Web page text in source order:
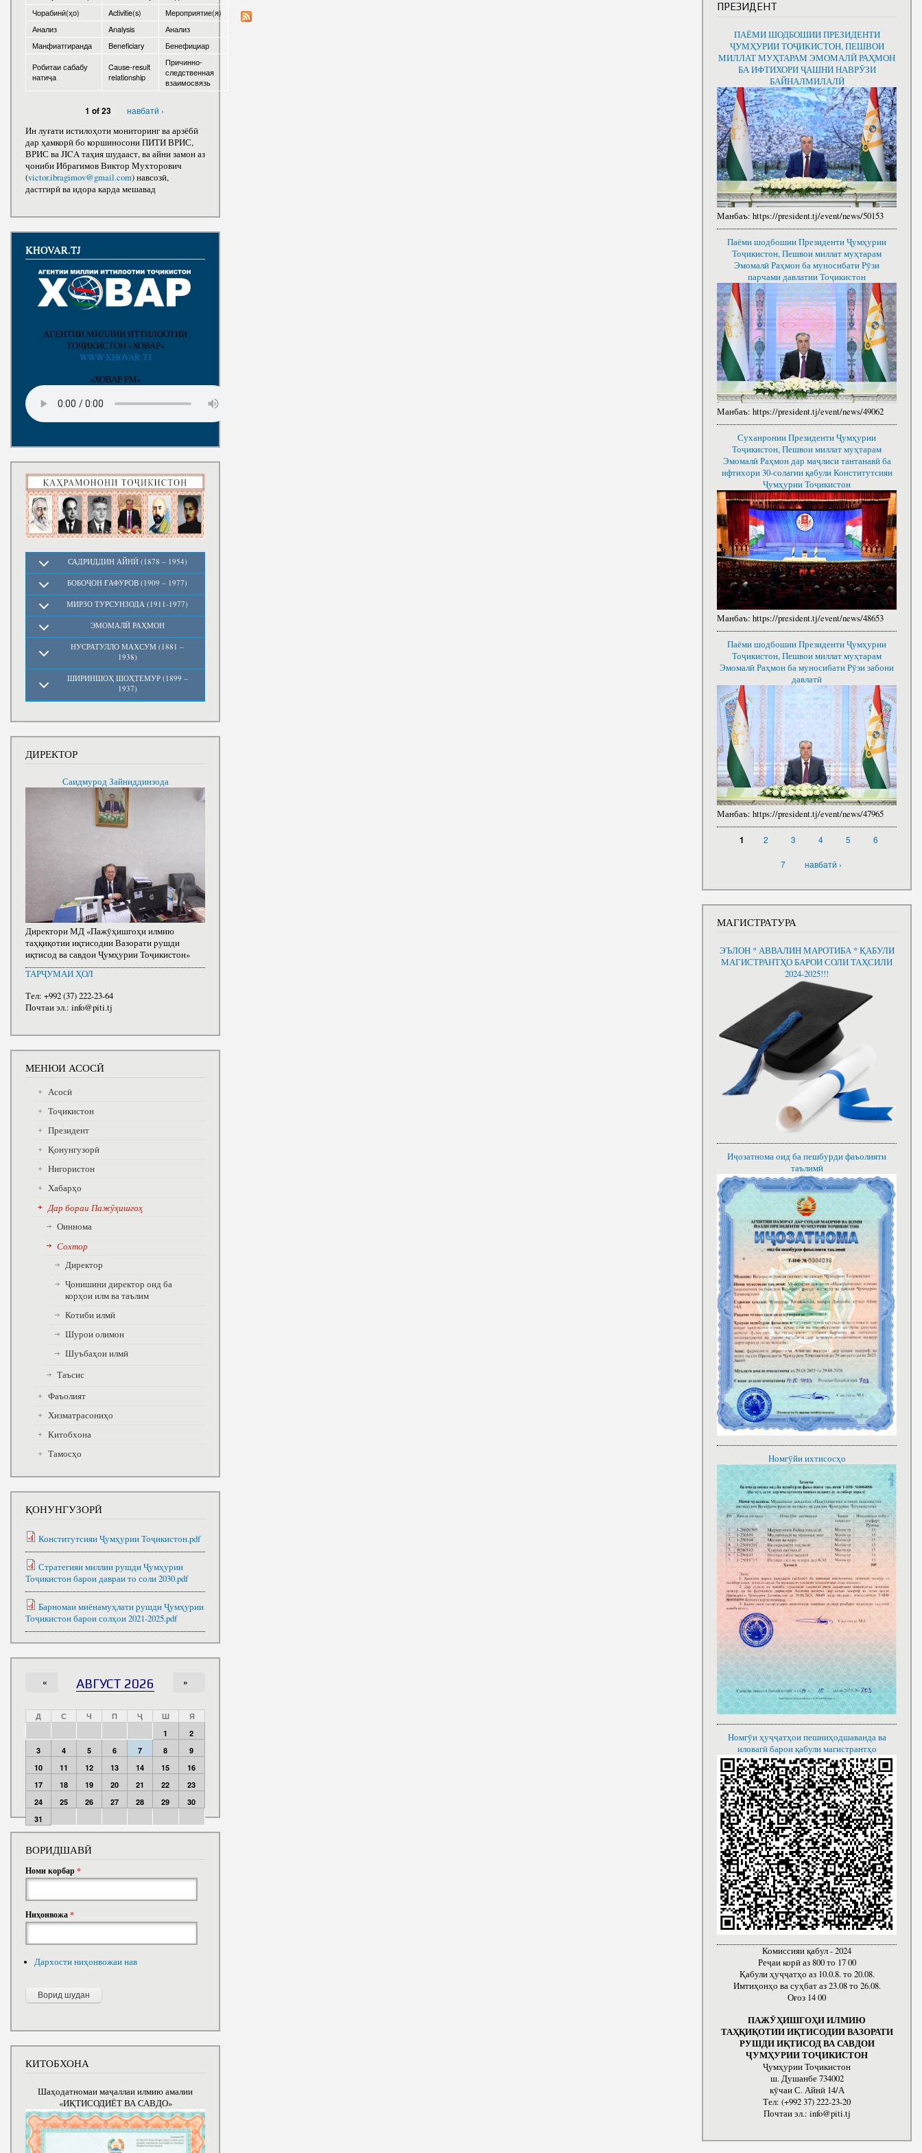
Ҷоизаҳо
Шуъбаи банақшагирии стратегӣ,
Шуъбаи тақвияти иқтидори содиротӣ,
тиҷорати электронӣ
Шуъбаи самаранокии истеҳсолот ва
Шуъбаи рушди нерӯи инсонӣ
Шуъбаи тақвияти институтсионалии
иқтисоди рақамӣ
Чорабинӣ(ҳо)
Activitie(s)
Мероприятие(я)
Анализ
Analysis
Анализ
Манфиатгиранда
Beneficiary
Бенефициар
Робитаи сабабу
натиҷа
Cause-result
relationship
Причинно-
следственная
взаимосвязь
1 of 23
навбатӣ ›
Ин луғати истилоҳоти мониторинг ва арзёбӣ
дар ҳамкорӣ бо коршиносони ПИТИ ВРИС,
ВРИС ва JICA таҳия шудааст, ва айни замон аз
ҷониби Ибрагимов Виктор Мухторович
(victor.ibragimov@gmail.com) навсозӣ,
дастгирӣ ва идора карда мешавад
KHOVAR.TJ
АГЕНТИИ МИЛЛИИ ИТТИЛООТИИ
ТОҶИКИСТОН «ХОВАР»
WWW.KHOVAR.TJ
«ХОВАР FM»
САДРИДДИН АЙНӢ (1878 – 1954)
БОБОҶОН ҒАФУРОВ (1909 – 1977)
МИРЗО ТУРСУНЗОДА (1911-1977)
ЭМОМАЛӢ РАҲМОН
НУСРАТУЛЛО МАХСУМ (1881 –
1938)
ШИРИНШОҲ ШОҲТЕМУР (1899 –
1937)
ДИРЕКТОР
Саидмурод Зайниддинзода
Директори МД «Пажӯҳишгоҳи илмию
таҳқиқотии иқтисодии Вазорати рушди
иқтисод ва савдои Ҷумҳурии Тоҷикистон»
ТАРҶУМАИ ҲОЛ
Тел: +992 (37) 222-23-64
Почтаи эл.: info@piti.tj
МЕНЮИ АСОСӢ
Асосӣ
Тоҷикистон
Президент
Қонунгузорӣ
Нигористон
Хабарҳо
Дар бораи Пажӯҳишгоҳ
Оиннома
Сохтор
Директор
Ҷонишини директор оид ба
корҳои илм ва таълим
Котиби илмӣ
Шурои олимон
Шуъбаҳои илмӣ
Таъсис
Фаъолият
Хизматрасониҳо
Китобхона
Тамосҳо
ҚОНУНГУЗОРӢ
Конститутсияи Ҷумҳурии Тоҷикистон.pdf
Стратегияи миллии рушди Ҷумҳурии
Тоҷикистон барои давраи то соли 2030.pdf
Барномаи миёнамуҳлати рушди Ҷумҳурии
Тоҷикистон барои солҳои 2021-2025.pdf
АВГУСТ 2026
« »
Д С Ч П Ҷ Ш
Я
1
2
3
4 5 6 7 8
9
10
11 12 13 14 15
16
17
18 19 20 21 22
23
24
25 26 27 28 29
30
31
ВОРИДШАВӢ
Номи корбар*
Ниҳонвожа*
Дархости ниҳонвожаи нав
КИТОБХОНА
Шаҳодатномаи маҷаллаи илмию амалии
«ИҚТИСОДИЁТ ВА САВДО»
ПРЕЗИДЕНТ
ПАЁМИ ШОДБОШИИ ПРЕЗИДЕНТИ
ҶУМҲУРИИ ТОҶИКИСТОН, ПЕШВОИ
МИЛЛАТ МУҲТАРАМ ЭМОМАЛӢ РАҲМОН
БА ИФТИХОРИ ҶАШНИ НАВРӮЗИ
БАЙНАЛМИЛАЛӢ
Манбаъ: https://president.tj/event/news/50153
Паёми шодбошии Президенти Ҷумҳурии
Тоҷикистон, Пешвои миллат муҳтарам
Эмомалӣ Раҳмон ба муносибати Рӯзи
парчами давлатии Тоҷикистон
Манбаъ: https://president.tj/event/news/49062
Суханронии Президенти Ҷумҳурии
Тоҷикистон, Пешвои миллат муҳтарам
Эмомалӣ Раҳмон дар маҷлиси тантанавӣ ба
ифтихори 30-солагии қабули Конститутсияи
Ҷумҳурии Тоҷикистон
Манбаъ: https://president.tj/event/news/48653
Паёми шодбошии Президенти Ҷумҳурии
Тоҷикистон, Пешвои миллат муҳтарам
Эмомалӣ Раҳмон ба муносибати Рӯзи забони
давлатӣ
Манбаъ: https://president.tj/event/news/47965
1 2 3 4 5 6
7 навбатӣ ›
МАГИСТРАТУРА
ЭЪЛОН * АВВАЛИН МАРОТИБА * ҚАБУЛИ
МАГИСТРАНТҲО БАРОИ СОЛИ ТАҲСИЛИ
2024-2025!!!
Иҷозатнома оид ба пешбурди фаъолияти
таълимӣ
Номгӯйи ихтисосҳо
Номгӯи ҳуҷҷатҳои пешниҳодшаванда ва
иловагӣ барои қабули магистрантҳо
Комиссияи қабул - 2024
Реҷаи корӣ аз 800 то 17 00
Қабули ҳуҷҷатҳо аз 10.0.8. то 20.08.
Имтиҳонҳо ва суҳбат аз 23.08 то 26.08.
Оғоз 14 00
ПАЖӮҲИШГОҲИ ИЛМИЮ
ТАҲҚИҚОТИИ ИҚТИСОДИИ ВАЗОРАТИ
РУШДИ ИҚТИСОД ВА САВДОИ
ҶУМҲУРИИ ТОҶИКИСТОН
Ҷумҳурии Тоҷикистон
ш. Душанбе 734002
кӯчаи С. Айнӣ 14/А
Тел: (+992 37) 222-23-20
Почтаи эл.: info@piti.tj